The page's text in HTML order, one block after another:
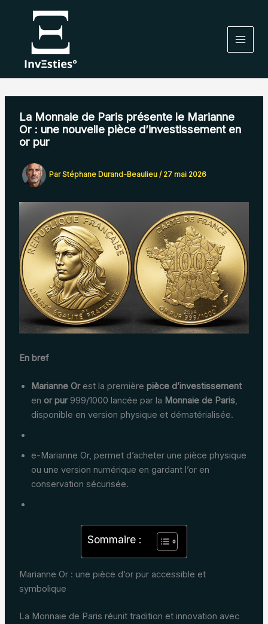
La Monnaie de Paris présente le Marianne
Or : une nouvelle pièce d’investissement en
or pur
ParStéphane Durand-Beaulieu / 27 mai 2026
En bref
Marianne Orest la première pièce d’investissement
en or pur999/1000 lancée par la Monnaie de Paris,
disponible en version physique et dématérialisée.
e-Marianne Or, permet d’acheter une pièce physique
ou une version numérique en gardant l’or en
conservation sécurisée.
Sommaire :
Marianne Or : une pièce d’or pur accessible et
symbolique
La Monnaie de Paris réunit tradition et innovation avec